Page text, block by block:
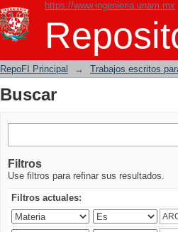
https://www.ingenieria.unam.mx
Buscar
RepoFI Principal → Trabajos escritos
Buscar
Filtros
Use filtros para refinar sus resultados.
Filtros actuales: